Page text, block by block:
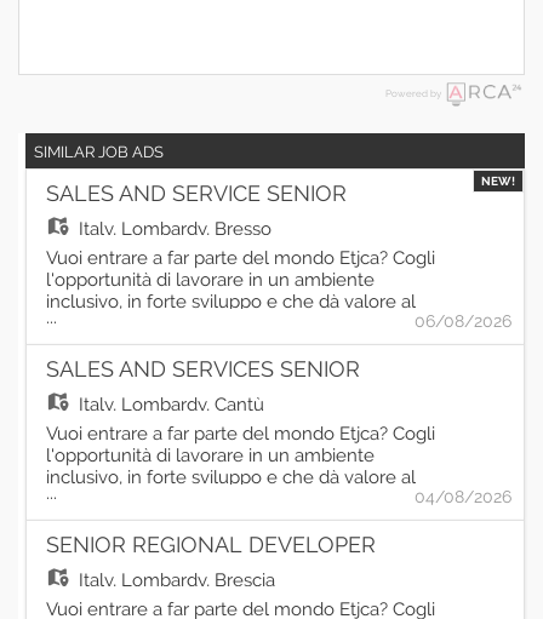
Powered by
SIMILAR JOB ADS
NEW!
SALES AND SERVICE SENIOR
Italy, Lombardy, Bresso
Vuoi entrare a far parte del mondo Etjca? Cogli
l'opportunità di lavorare in un ambiente
inclusivo, in forte sviluppo e che dà valore al
proprio Capitale Umano. Per la nostra filiale di
Bresso, stiamo selezionando una risorsa da
inserire nel ruolo di Sales And Service Senior.
Principali responsabilità: - Gestione del
processo di ricerca e selezione del personale,
dall'analisi del fabbisogno alla presentazione
dei candidati; - Redazione delle job description
e pubblicazione degli annunci sui principali
portali di recruiting; - Conduzione dei colloqui
di selezione e gestione dei contatti diretti con
le aziende clienti; - Inserimento presenze,
caricamento ore a cartellino, chiusura paghe
mensili; - Predisposizione di contratti, proroghe,
cessazioni e preventivi; - Individuazione di
... 06/08/2026
SALES AND SERVICES SENIOR
Italy, Lombardy, Cantù
Vuoi entrare a far parte del mondo Etjca? Cogli
l'opportunità di lavorare in un ambiente
inclusivo, in forte sviluppo e che dà valore al
proprio Capitale Umano. Per la nostra filiale
di Cantù, stiamo selezionando una risorsa da
inserire nel ruolo di: Sales And Services Senior.
Principali responsabilità: - Gestione del
processo di ricerca e selezione del personale,
dall'analisi del fabbisogno alla presentazione
... 04/08/2026
SENIOR REGIONAL DEVELOPER
Italy, Lombardy, Brescia
Vuoi entrare a far parte del mondo Etjca? Cogli